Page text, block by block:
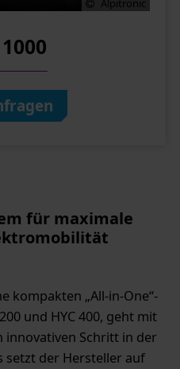
Alpitronic
für maximale
kompakten „All-in-One“-
und HYC 400, geht mit
innovativen Schritt in der
setzt der Hersteller auf